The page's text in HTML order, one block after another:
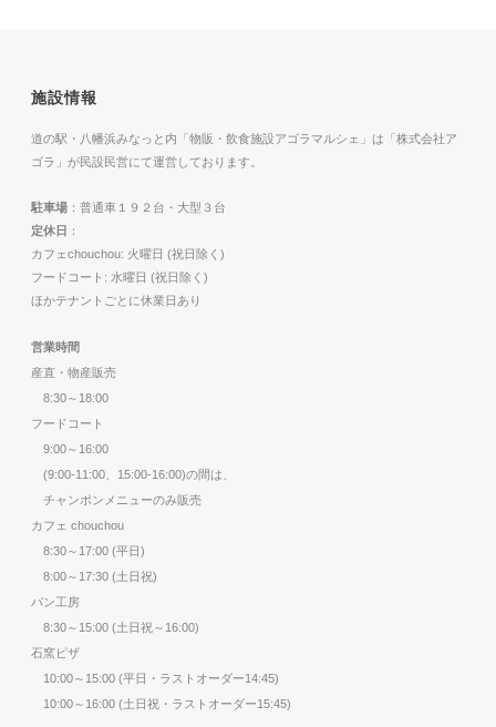
施設情報
道の駅・八幡浜みなっと内「物販・飲食施設アゴラマルシェ」は「株式会社ア
ゴラ」が民設民営にて運営しております。
駐車場 ：普通車１９２台・大型３台
定休日 ：
カフェchouchou: 火曜日 (祝日除く)
フードコート: 水曜日 (祝日除く)
ほかテナントごとに休業日あり
営業時間
産直・物産販売
8:30～18:00
フードコート
9:00～16:00
(9:00-11:00、15:00-16:00)の間は、
チャンポンメニューのみ販売
カフェ chouchou
8:30～17:00 (平日)
8:00～17:30 (土日祝)
パン工房
8:30～15:00 (土日祝～16:00)
石窯ピザ
10:00～15:00 (平日・ラストオーダー14:45)
10:00～16:00 (土日祝・ラストオーダー15:45)